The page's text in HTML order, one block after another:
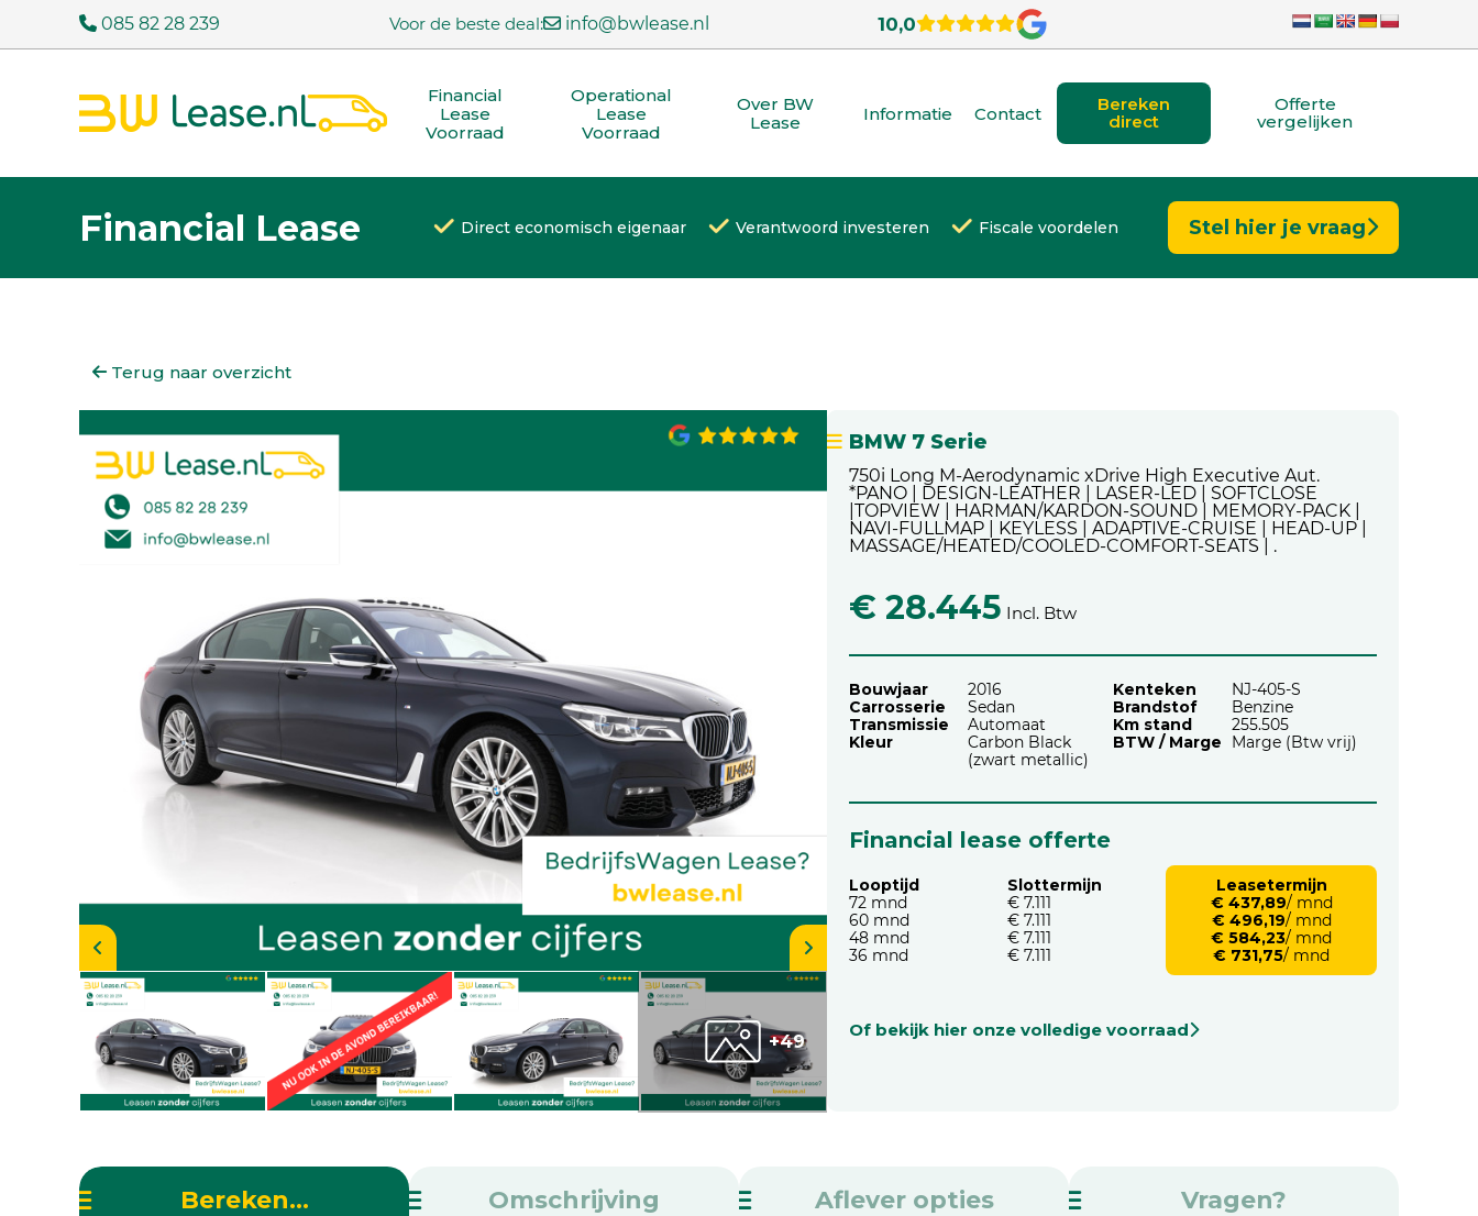
085 82 28 239 Voor de beste deal: info@bwlease.nl 10,0
Financial
Lease
Voorraad
Operational
Lease
Voorraad
Over BW
Lease
Informatie Contact
Bereken
direct
Offerte
vergelijken
Financial Lease Direct economisch eigenaar Verantwoord investeren Fiscale voordelen Stel hier je vraag
Terug naar overzicht
+49
BMW 7 Serie
750i Long M-Aerodynamic xDrive High Executive Aut.
*PANO | DESIGN-LEATHER | LASER-LED | SOFTCLOSE
|TOPVIEW | HARMAN/KARDON-SOUND | MEMORY-PACK |
NAVI-FULLMAP | KEYLESS | ADAPTIVE-CRUISE | HEAD-UP |
MASSAGE/HEATED/COOLED-COMFORT-SEATS | .
€ 28.445 Incl. Btw
Bouwjaar
2016
Carrosserie
Sedan
Transmissie
Automaat
Kleur
Carbon Black
(zwart metallic)
Kenteken
NJ-405-S
Brandstof
Benzine
Km stand
255.505
BTW / Marge
Marge (Btw vrij)
Financial lease offerte
Looptijd
72 mnd
60 mnd
48 mnd
36 mnd
Slottermijn
€ 7.111
€ 7.111
€ 7.111
€ 7.111
Leasetermijn
€ 437,89/ mnd
€ 496,19/ mnd
€ 584,23/ mnd
€ 731,75/ mnd
Of bekijk hier onze volledige voorraad
Bereken... Omschrijving Aflever opties Vragen?